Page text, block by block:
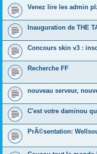
Venez lire les admin
Inauguration de THE
Concours skin v3 :
Recherche FF
nouveau serveur,
C'est votre daminou
PrÃ©sentation: